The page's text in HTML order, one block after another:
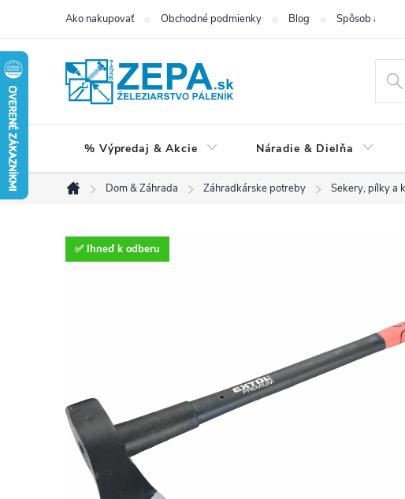
obsah
Ako nakupovať Obchodné podmienky Blog Spôsob a cena
% Výpredaj & Akcie Náradie & Dielňa
Domov
Dom & Záhrada Záhradkárske potreby Sekery, pílky a
✅ Ihneď k odberu